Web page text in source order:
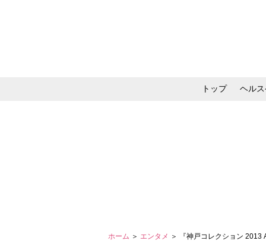
トップ ヘル
ホーム ＞ エンタメ ＞ 『神戸コレクション 2013